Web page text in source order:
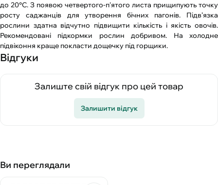
до 20°С. З появою четвертого-п'ятого листа прищипують точку
росту саджанців для утворення бічних пагонів. Підв’язка
рослини здатна відчутно підвищити кількість і якість овочів.
Рекомендовані підкормки рослин добривом. На холодне
підвіконня краще покласти дощечку під горщики.
Відгуки
Залиште свій відгук про цей товар
Залишити відгук
Ви переглядали